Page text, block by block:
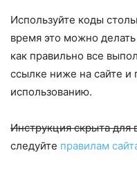
Используйте коды
время это можно
как правильно все
ссылке ниже на сайте и
использованию.
Инструкция скрыта для
следуйте правилам